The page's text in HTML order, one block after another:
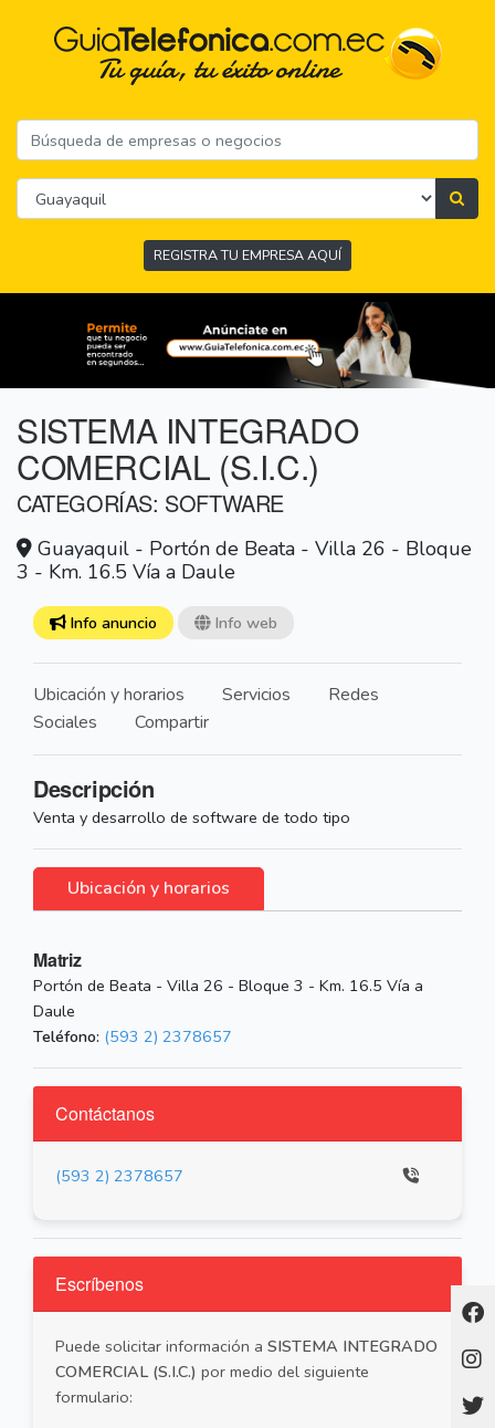
REGISTRA TU EMPRESA AQUÍ
SISTEMA INTEGRADO
COMERCIAL (S.I.C.)
CATEGORÍAS: SOFTWARE
Guayaquil - Portón de Beata - Villa 26 - Bloque
3 - Km. 16.5 Vía a Daule
Info anuncio Info web
Ubicación y horarios Servicios
Redes
Sociales
Compartir
Descripción
Venta y desarrollo de software de todo tipo
Ubicación y horarios
Matriz
Portón de Beata - Villa 26 - Bloque 3 - Km. 16.5 Vía a
Daule
Teléfono: (593 2) 2378657
Contáctanos
(593 2) 2378657
Escríbenos
Puede solicitar información a SISTEMA INTEGRADO
COMERCIAL (S.I.C.) por medio del siguiente
formulario: